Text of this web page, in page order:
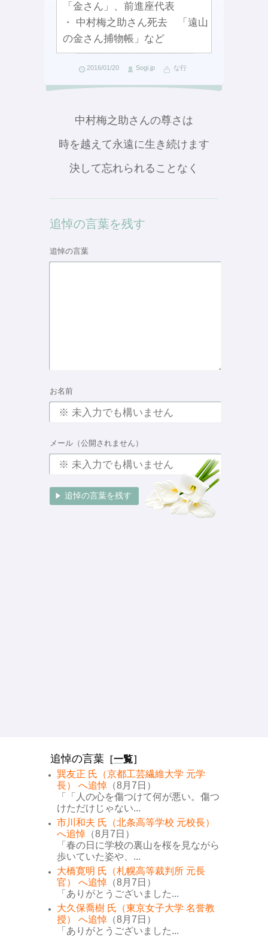
「金さん」、前進座代表
・ 中村梅之助さん死去 「遠山
の金さん捕物帳」など
2016/01/20 Sogi.jp な行
中村梅之助さんの尊さは
時を越えて永遠に生き続けます
決して忘れられることなく
追悼の言葉を残す
追悼の言葉
お名前
メール（公開されません）
追悼の言葉 ［一覧］
巽友正 氏（京都工芸繊維大学 元学
長） へ追悼 （8月7日）
「「人の心を傷つけて何が悪い。傷つ
けただけじゃない...
市川和夫 氏（北条高等学校 元校長）
へ追悼 （8月7日）
「春の日に学校の裏山を桜を見ながら
歩いていた姿や、...
大橋寛明 氏（札幌高等裁判所 元長
官） へ追悼 （8月7日）
「ありがとうございました...
大久保喬樹 氏（東京女子大学 名誉教
授） へ追悼 （8月7日）
「ありがとうございました...